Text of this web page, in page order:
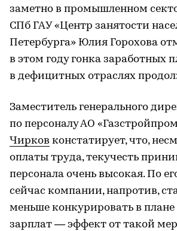
заметно в промышленном
СПб ГАУ «Центр занятости
Петербурга» Юлия Горохова
в этом году гонка заработных
в дефицитных отраслях
Заместитель генерального
по персоналу АО
Чирков констатирует, что,
оплаты труда, текучесть
персонала очень высокая. По
сейчас компании, напротив,
меньше конкурировать в
зарплат — эффект от такой